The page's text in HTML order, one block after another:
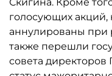
голосующих
аннулированы при
также перешли
совета